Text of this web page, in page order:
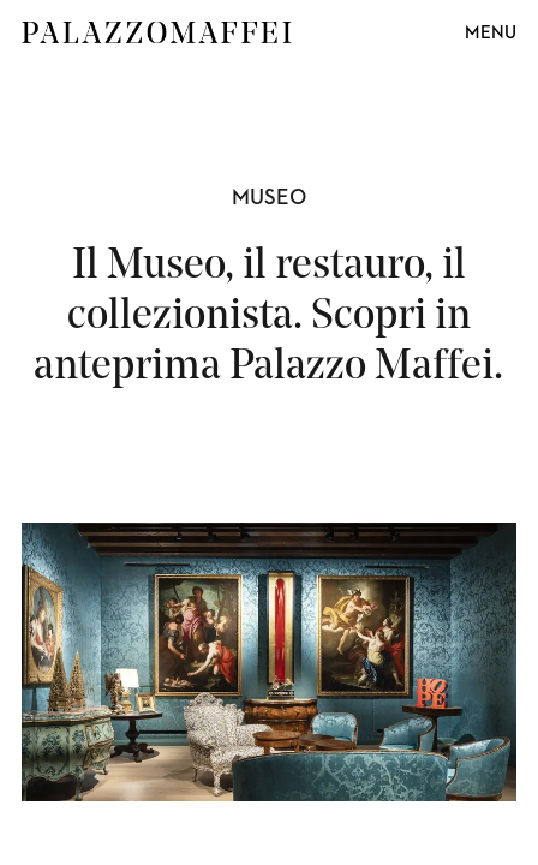
MENU
MUSEO
Il Museo, il restauro, il
collezionista. Scopri in
anteprima Palazzo Maffei.